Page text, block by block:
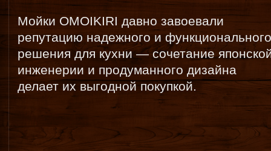
Мойки OMOIKIRI давно завоевали
репутацию надежного и функционального
решения для кухни — сочетание
инженерии и продуманного дизайна
делает их выгодной покупкой.